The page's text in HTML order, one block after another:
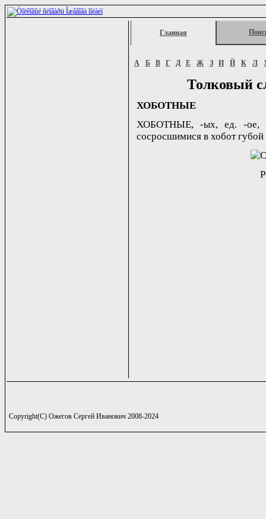
Главная
А Б В Г Д Е Ж З И Й К Л
Толковый
ХОБОТНЫЕ
ХОБОТНЫЕ, -ых, ед. -ое, -
сосросшимися в хобот
Copyright(C) Ожегов Сергей Иванович 2008-2024